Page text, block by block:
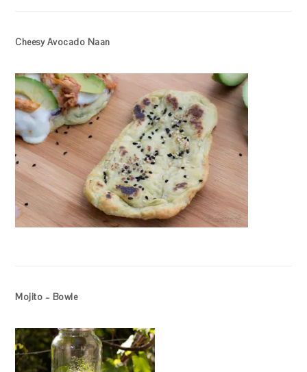
Cheesy Avocado Naan
Mojito – Bowle